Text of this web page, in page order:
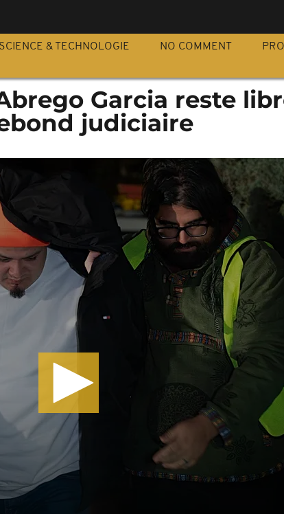
SCIENCE & TECHNOLOGIE NO COMMENT
Garcia reste
judiciaire